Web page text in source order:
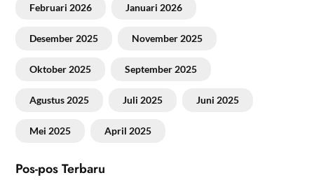
Februari 2026 Januari 2026
Desember 2025 November 2025
Oktober 2025 September 2025
Agustus 2025 Juli 2025 Juni 2025
Mei 2025 April 2025
Pos-pos Terbaru